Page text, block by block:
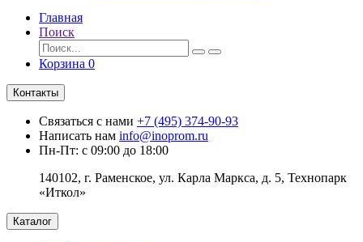
Главная
Поиск
Корзина 0
Контакты
Связаться с нами +7 (495) 374-90-93
Написать нам info@inoprom.ru
Пн-Пт: с 09:00 до 18:00
140102, г. Раменское, ул. Карла Маркса, д. 5, Технопарк
«Иткол»
Каталог